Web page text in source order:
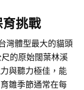
挑戰
灣體型最大的貓頭
的原始闊葉林溪
與聽力極佳，能
雛季節通常在每